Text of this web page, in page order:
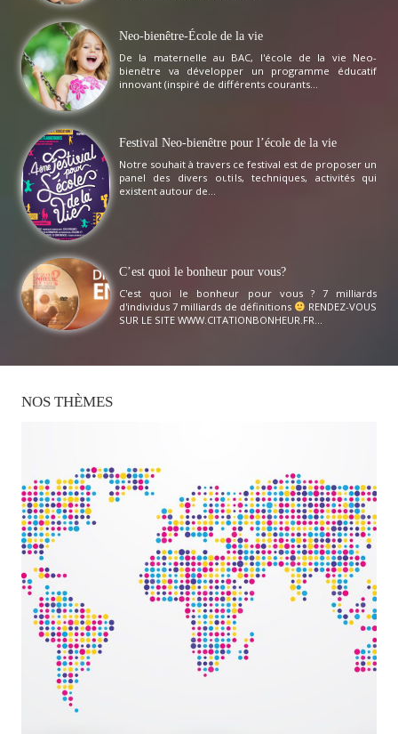
Neo-bienêtre-École de la vie
De la maternelle au BAC, l'école de la vie Neo-
bienêtre va développer un programme éducatif
innovant (inspiré de différents courants...
Festival Neo-bienêtre pour l’école de la vie
Notre souhait à travers ce festival est de proposer un
panel des divers outils, techniques, activités qui
existent autour de...
C’est quoi le bonheur pour vous?
C'est quoi le bonheur pour vous ? 7 milliards
d'individus 7 milliards de définitions
RENDEZ-VOUS
SUR LE SITE WWW.CITATIONBONHEUR.FR...
NOS THÈMES